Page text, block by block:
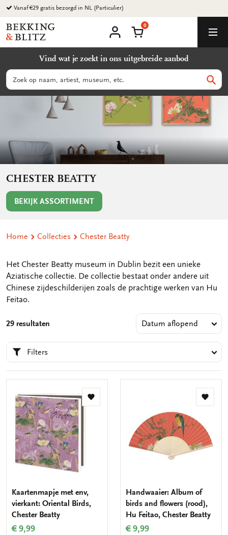
Ga
naar
content
Vanaf €29 gratis bezorgd in NL (Particulier)
Bekking
&
B.V.
account
Winkelmand
0
Vind wat je zoekt in ons uitgebreide aanbod
Zoeken
CHESTER BEATTY
BEKIJK ASSORTIMENT
Home Collecties Chester Beatty
Het Chester Beatty museum in Dublin bezit een unieke
Aziatische collectie. De collectie bestaat onder andere uit
Chinese zijdeschilderijen zoals de prachtige werken van Hu
Feitao.
29 resultaten
Filters
Toevoegen
Kaartenmapje met env,
vierkant: Oriental Birds,
Chester Beatty
€ 9,99
Handwaaier: Album of
birds and flowers (rood),
Hu Feitao, Chester Beatty
€ 9,99